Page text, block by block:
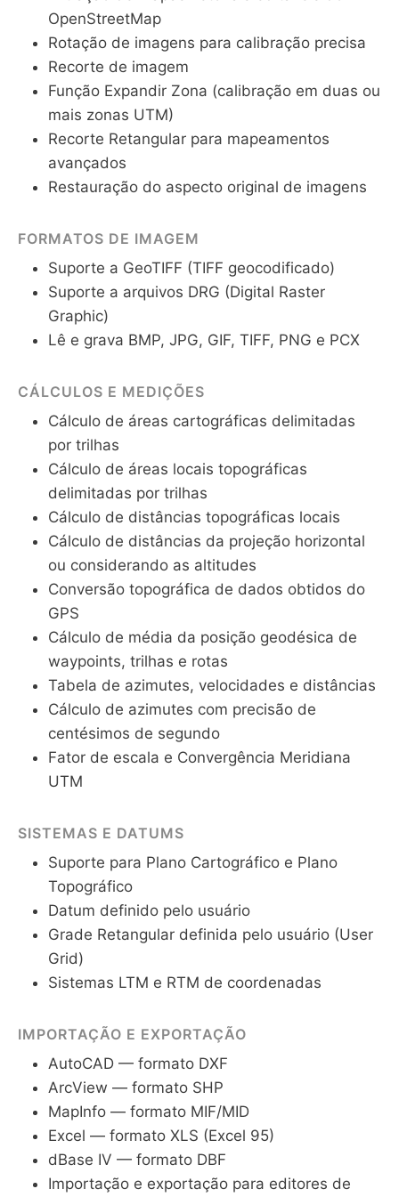
OpenStreetMap
Rotação de imagens para calibração precisa
Recorte de imagem
Função Expandir Zona (calibração em duas ou
mais zonas UTM)
Recorte Retangular para mapeamentos
avançados
Restauração do aspecto original de imagens
FORMATOS DE IMAGEM
Suporte a GeoTIFF (TIFF geocodificado)
Suporte a arquivos DRG (Digital Raster
Graphic)
Lê e grava BMP, JPG, GIF, TIFF, PNG e PCX
CÁLCULOS E MEDIÇÕES
Cálculo de áreas cartográficas delimitadas
por trilhas
Cálculo de áreas locais topográficas
delimitadas por trilhas
Cálculo de distâncias topográficas locais
Cálculo de distâncias da projeção horizontal
ou considerando as altitudes
Conversão topográfica de dados obtidos do
GPS
Cálculo de média da posição geodésica de
waypoints, trilhas e rotas
Tabela de azimutes, velocidades e distâncias
Cálculo de azimutes com precisão de
centésimos de segundo
Fator de escala e Convergência Meridiana
UTM
SISTEMAS E DATUMS
Suporte para Plano Cartográfico e Plano
Topográfico
Datum definido pelo usuário
Grade Retangular definida pelo usuário (User
Grid)
Sistemas LTM e RTM de coordenadas
IMPORTAÇÃO E EXPORTAÇÃO
AutoCAD — formato DXF
ArcView — formato SHP
MapInfo — formato MIF/MID
Excel — formato XLS (Excel 95)
dBase IV — formato DBF
Importação e exportação para editores de